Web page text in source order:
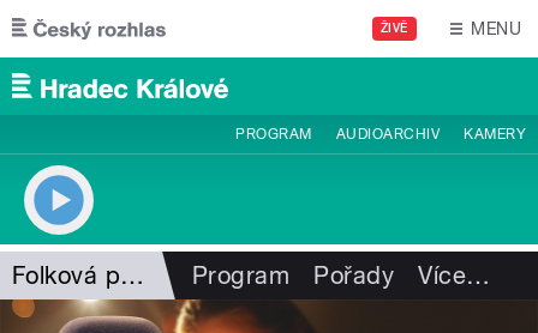
Přejít k hlavnímu obsahu
ŽIVĚ MENU
PROGRAM AUDIOARCHIV KAMERY
Folková pohlazení Program Pořady Více…